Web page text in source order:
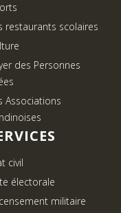
restaurants scolaires
des Personnes
Associations
civil
électorale
militaire